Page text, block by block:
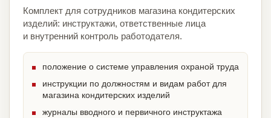
Комплект для сотрудников магазина кондитерских
изделий: инструктажи, ответственные лица
и внутренний контроль работодателя.
положение о системе управления охраной труда
инструкции по должностям и видам работ для
магазина кондитерских изделий
журналы вводного и первичного инструктажа